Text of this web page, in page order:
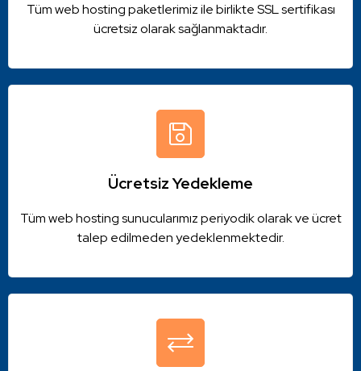
Tüm web hosting paketlerimiz ile birlikte SSL sertifikası
ücretsiz olarak sağlanmaktadır.
Ücretsiz Yedekleme
Tüm web hosting sunucularımız periyodik olarak ve ücret
talep edilmeden yedeklenmektedir.